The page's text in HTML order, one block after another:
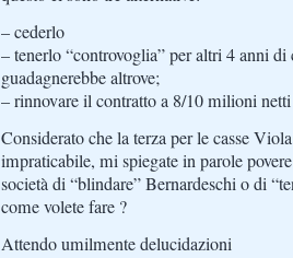
– cederlo
– tenerlo “controvoglia” per altri 4 anni
guadagnerebbe altrove;
– rinnovare il contratto a 8/10 milioni
Considerato che la terza per le casse
impraticabile, mi spiegate in parole
società di “blindare” Bernardeschi o di
come volete fare ?
Attendo umilmente delucidazioni